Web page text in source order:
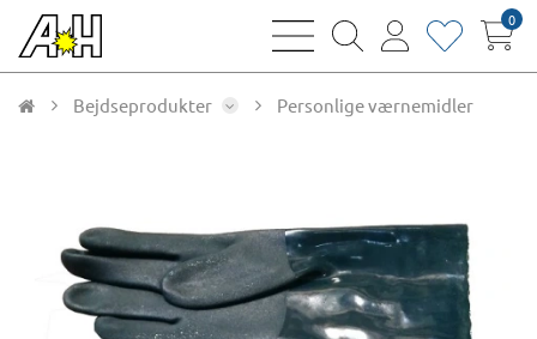
bars
magnifying
user
heart0
Bejdseprodukter Personlige værnemidler